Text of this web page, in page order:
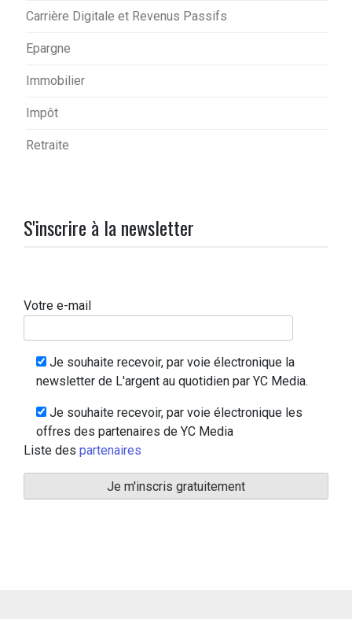
Carrière Digitale et Revenus Passifs
Epargne
Immobilier
Impôt
Retraite
S'inscrire à la newsletter
Votre e-mail
Je souhaite recevoir, par voie électronique la
newsletter de L'argent au quotidien par YC Media.
Je souhaite recevoir, par voie électronique les
offres des partenaires de YC Media
Liste des partenaires